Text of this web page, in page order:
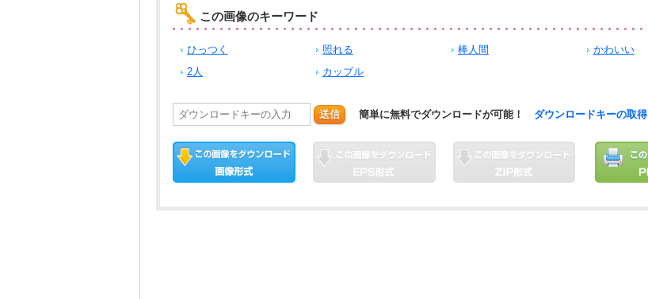
この画像のキーワード
ひっつく 照れる 棒人間
かわいい
2人
カップル
送信 簡単に無料でダウンロードが可能！ ダウンロードキーの取得